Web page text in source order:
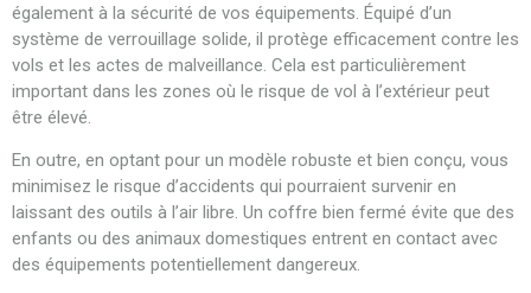
également à la sécurité de vos équipements. Équipé d’un
système de verrouillage solide, il protège efficacement contre les
vols et les actes de malveillance. Cela est particulièrement
important dans les zones où le risque de vol à l’extérieur peut
être élevé.
En outre, en optant pour un modèle robuste et bien conçu, vous
minimisez le risque d’accidents qui pourraient survenir en
laissant des outils à l’air libre. Un coffre bien fermé évite que des
enfants ou des animaux domestiques entrent en contact avec
des équipements potentiellement dangereux.